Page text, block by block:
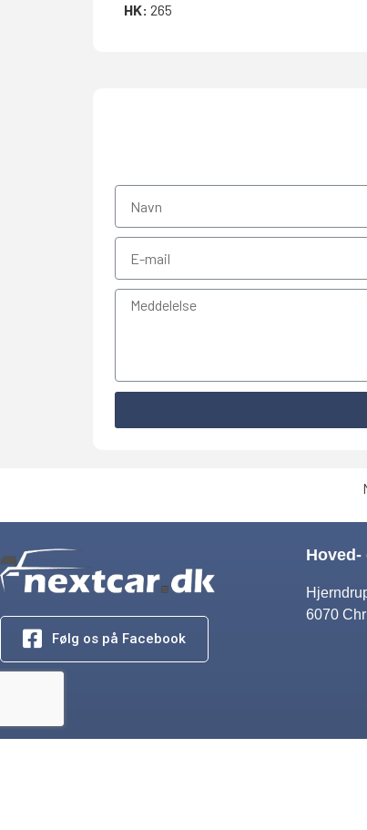
HK: 265
Følg os på Facebook
6070